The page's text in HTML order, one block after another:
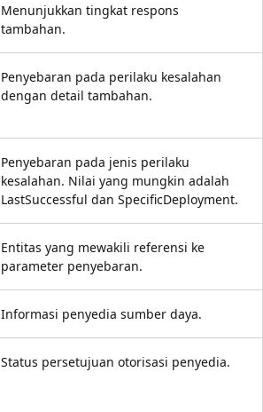
Menunjukkan tingkat respons
tambahan.
Penyebaran pada perilaku kesalahan
dengan detail tambahan.
Penyebaran pada jenis perilaku
kesalahan. Nilai yang mungkin adalah
LastSuccessful dan SpecificDeployment.
Entitas yang mewakili referensi ke
parameter penyebaran.
Informasi penyedia sumber daya.
Status persetujuan otorisasi penyedia.